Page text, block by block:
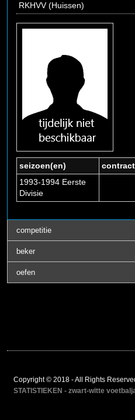
RKHVV (Huissen)
seizoen(en) contract
1993-1994 Eerste
Divisie
competitie
beker
oefen
Copyright © 2018 - All Rights
STATISTIEKEN - zwart-witte